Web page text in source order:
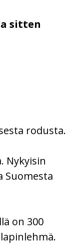
sitten
rodusta.
Nykyisin
Suomesta
on 300